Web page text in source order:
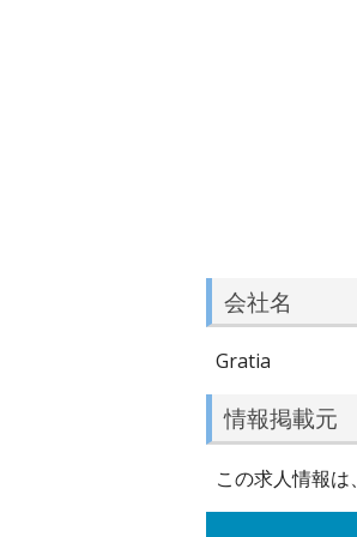
会社名
Gratia
情報掲載元
この求人情報は、